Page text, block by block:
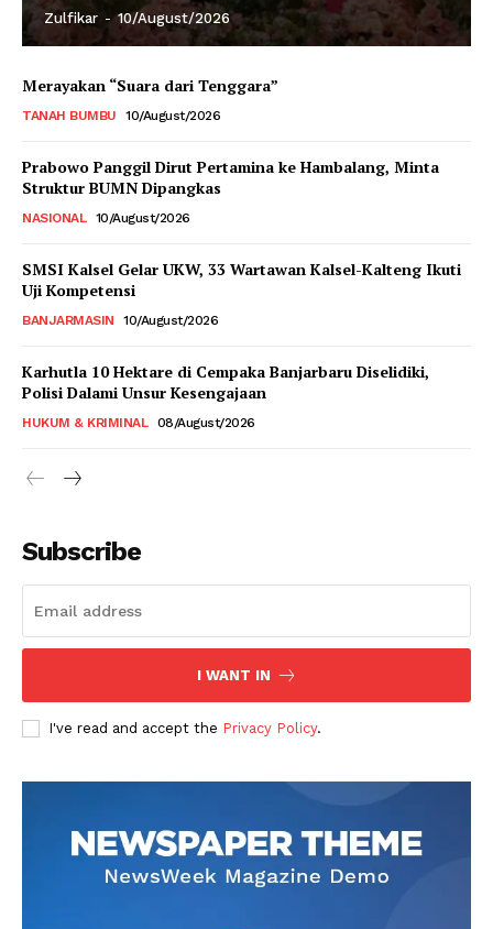
Zulfikar - 10/August/2026
Merayakan “Suara dari Tenggara”
TANAH BUMBU 10/August/2026
Prabowo Panggil Dirut Pertamina ke Hambalang, Minta
Struktur BUMN Dipangkas
NASIONAL 10/August/2026
SMSI Kalsel Gelar UKW, 33 Wartawan Kalsel-Kalteng Ikuti
Uji Kompetensi
BANJARMASIN 10/August/2026
Karhutla 10 Hektare di Cempaka Banjarbaru Diselidiki,
Polisi Dalami Unsur Kesengajaan
HUKUM & KRIMINAL 08/August/2026
Subscribe
I WANT IN
I've read and accept the Privacy Policy.